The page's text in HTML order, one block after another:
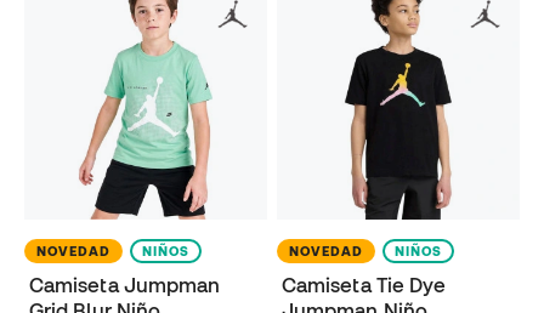
NOVEDAD NIÑOS
Camiseta Jumpman
NOVEDAD NIÑOS
Camiseta Tie Dye